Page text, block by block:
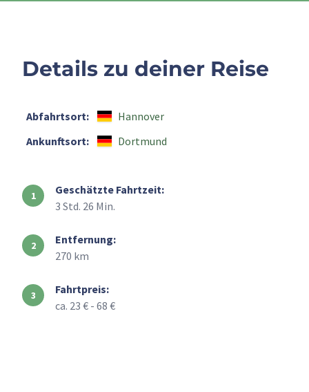
Details zu deiner Reise
Abfahrtsort:
Hannover
Ankunftsort:
Dortmund
Geschätzte Fahrtzeit:
3 Std. 26 Min.
Entfernung:
270 km
Fahrtpreis:
ca. 23 € - 68 €